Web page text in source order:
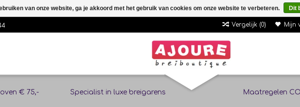
Vergelijk (0) Mijn
€ 75,- Specialist in luxe breigarens Maatregelen
van onze website, ga je akkoord met het gebruik van cookies om onze website te verbeteren. Dit